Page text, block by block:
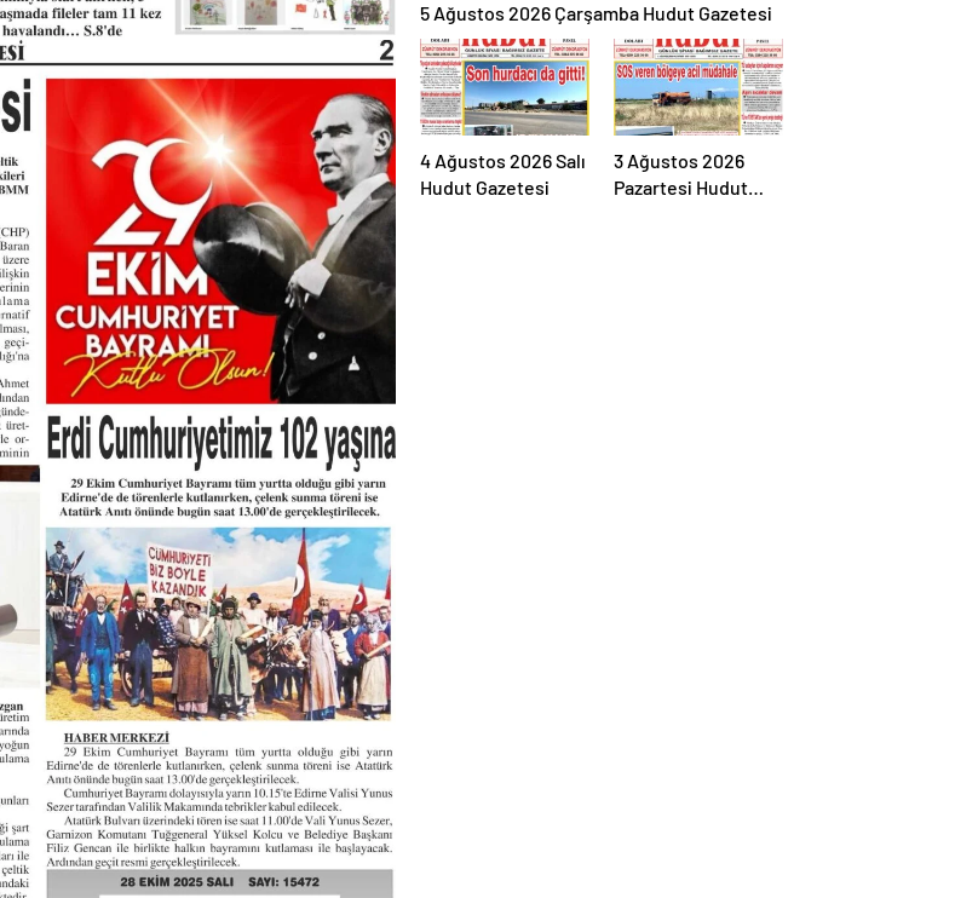
5 Ağustos 2026 Çarşamba Hudut Gazetesi
4 Ağustos 2026 Salı
Hudut Gazetesi
3 Ağustos 2026
Pazartesi Hudut